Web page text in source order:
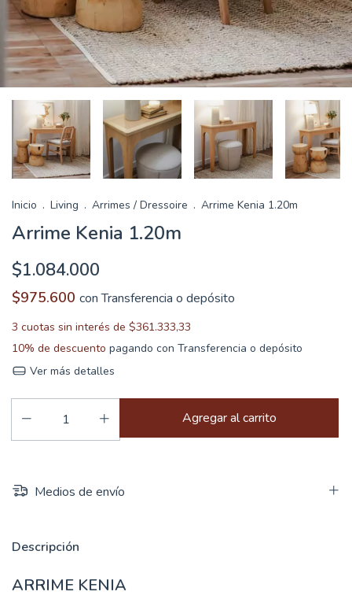
Inicio . Living . Arrimes / Dressoire . Arrime Kenia 1.20m
Arrime Kenia 1.20m
$1.084.000
$975.600 con Transferencia o depósito
3 cuotas sin interés de $361.333,33
10% de descuento pagando con Transferencia o depósito
Ver más detalles
Medios de envío
Descripción
ARRIME KENIA